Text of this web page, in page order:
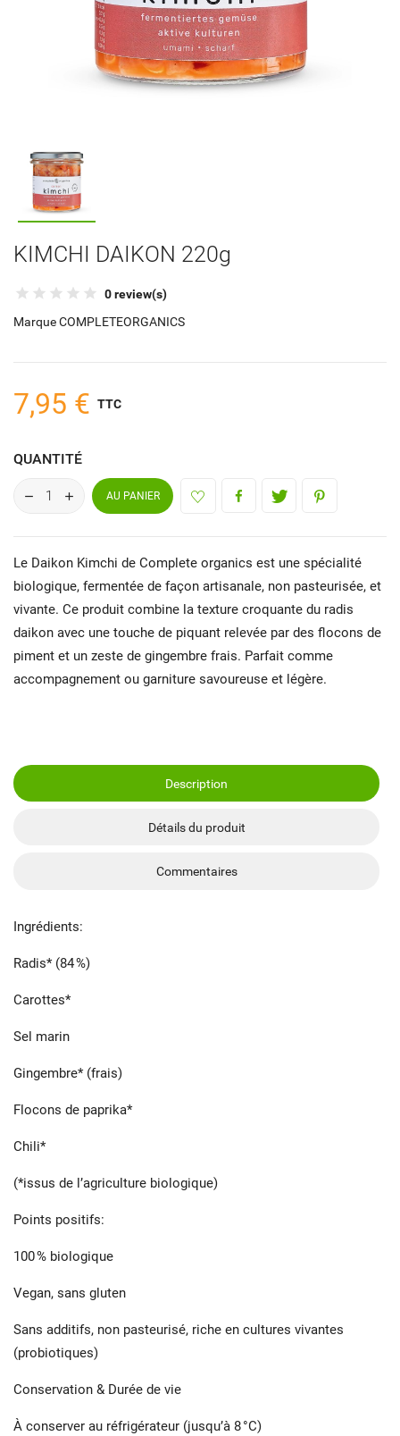
KIMCHI DAIKON 220g
0 review(s)
MarqueCOMPLETEORGANICS
7,95 € TTC
QUANTITÉ
AU PANIER
Le Daikon Kimchi de Complete organics est une spécialité
biologique, fermentée de façon artisanale, non pasteurisée, et
vivante. Ce produit combine la texture croquante du radis
daikon avec une touche de piquant relevée par des flocons de
piment et un zeste de gingembre frais. Parfait comme
accompagnement ou garniture savoureuse et légère.
Description
Détails du produit
Commentaires
Ingrédients:
Radis* (84 %)
Carottes*
Sel marin
Gingembre* (frais)
Flocons de paprika*
Chili*
(*issus de l’agriculture biologique)
Points positifs:
100 % biologique
Vegan, sans gluten
Sans additifs, non pasteurisé, riche en cultures vivantes
(probiotiques)
Conservation & Durée de vie
À conserver au réfrigérateur (jusqu’à 8 °C)